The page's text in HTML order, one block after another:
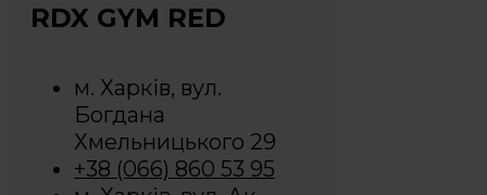
RDX GYM RED
м. Харків, вул.
Богдана
Хмельницького 29
+38 (066) 860 53 95